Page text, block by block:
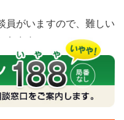
員がいますので、難しい
ます。